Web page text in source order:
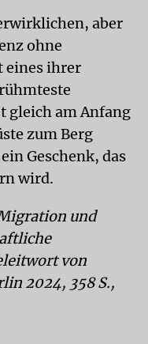
aber
ohne
eines ihrer
gleich am Anfang
zum Berg
Geschenk, das
wird.
und
von
2024, 358 S.,